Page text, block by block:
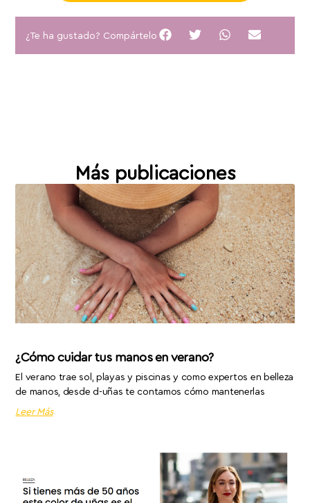
¿Te ha gustado? Compártelo
Más publicaciones
¿Cómo cuidar tus manos en verano?
El verano trae sol, playas y piscinas y como expertos en belleza
de manos, desde d-uñas te contamos cómo mantenerlas
Leer Más